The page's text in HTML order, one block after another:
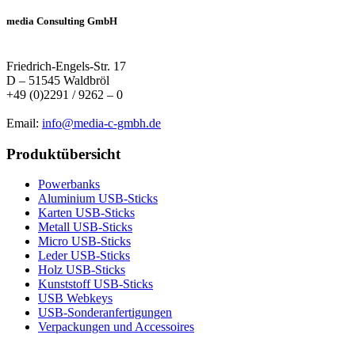
media Consulting GmbH
Friedrich-Engels-Str. 17
D – 51545 Waldbröl
+49 (0)2291 / 9262 – 0
Email: info@media-c-gmbh.de
Produktübersicht
Powerbanks
Aluminium USB-Sticks
Karten USB-Sticks
Metall USB-Sticks
Micro USB-Sticks
Leder USB-Sticks
Holz USB-Sticks
Kunststoff USB-Sticks
USB Webkeys
USB-Sonderanfertigungen
Verpackungen und Accessoires